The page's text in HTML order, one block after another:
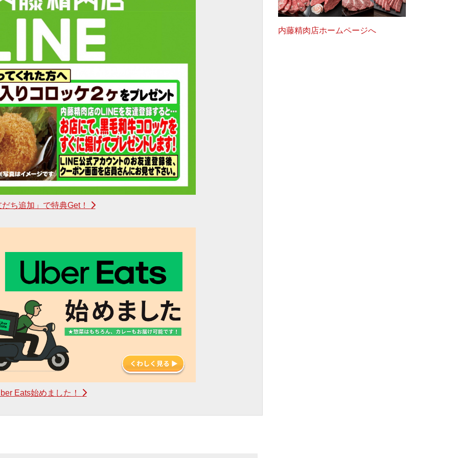
ち追加」で特典Get！
Eats始めました！
内藤精肉店ホームページへ